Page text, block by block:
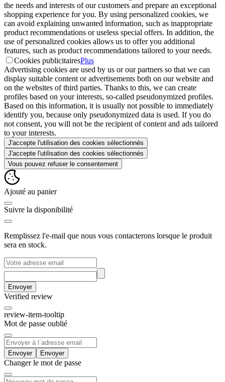
the needs and interests of our customers and prepare an exceptional
shopping experience for you. By using personalized cookies, we
can avoid explaining unwanted information, such as inappropriate
product recommendations or useless special offers. In addition, the
use of personalized cookies allows us to offer you additional
features, such as product recommendations tailored to your needs.
Cookies publicitairesPlus
Advertising cookies are used by us or our partners so that we can
display suitable content or advertisements both on our website and
on the websites of third parties. Thanks to this, we can create
profiles based on your interests, so-called pseudonymized profiles.
Based on this information, it is usually not possible to immediately
identify you, because only pseudonymized data is used. If you do
not consent, you will not be the recipient of content and ads tailored
to your interests.
J'accepte l'utilisation des cookies sélectionnés
J'accepte l'utilisation des cookies sélectionnés
Vous pouvez refuser le consentement
Ajouté au panier
Suivre la disponibilité
Remplissez l'e-mail que nous vous contacterons lorsque le produit
sera en stock.
Envoyer
Verified review
review-item-tooltip
Mot de passe oublié
Envoyer
Changer le mot de passe